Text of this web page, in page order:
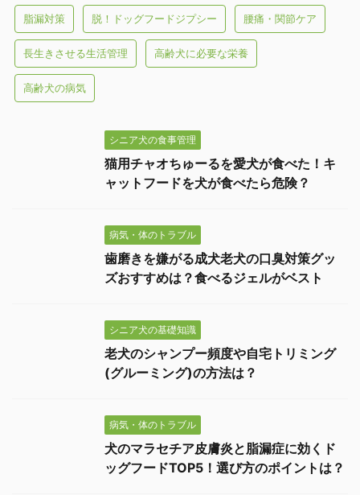
脂漏対策 脱！ドッグフードジプシー 腰痛・関節ケア
長生きさせる生活管理 高齢犬に必要な栄養
高齢犬の病気
シニア犬の食事管理
猫用チャオちゅーるを愛犬が食べた！キ
ャットフードを犬が食べたら危険？
病気・体のトラブル
歯磨きを嫌がる成犬老犬の口臭対策グッ
ズおすすめは？食べるジェルがベスト
シニア犬の基礎知識
老犬のシャンプー頻度や自宅トリミング
(グルーミング)の方法は？
病気・体のトラブル
犬のマラセチア皮膚炎と脂漏症に効くド
ッグフードTOP5！選び方のポイントは？